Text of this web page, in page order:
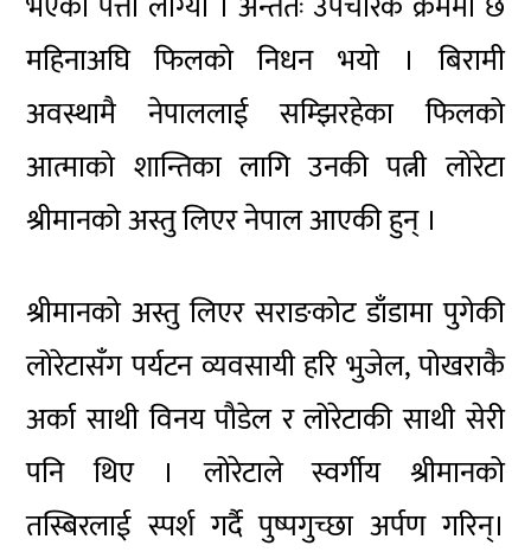
महिनाअघि फिलको निधन भयो । बिरामी
अवस्थामै नेपाललाई सम्झिरहेका फिलको
आत्माको शान्तिका लागि उनकी पत्नी लोरेटा
श्रीमानको अस्तु लिएर नेपाल आएकी हुन् ।
श्रीमानको अस्तु लिएर सराङकोट डाँडामा पुगेकी
लोरेटासँग पर्यटन व्यवसायी हरि भुजेल, पोखराकै
अर्का साथी विनय पौडेल र लोरेटाकी साथी सेरी
पनि थिए । लोरेटाले स्वर्गीय श्रीमानको
तस्बिरलाई स्पर्श गर्दै पुष्पगुच्छा अर्पण गरिन्।